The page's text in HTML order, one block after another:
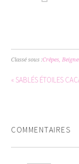
Classé sous :Crêpes,
« SABLÉS ÉTOILES
COMMENTAIRES